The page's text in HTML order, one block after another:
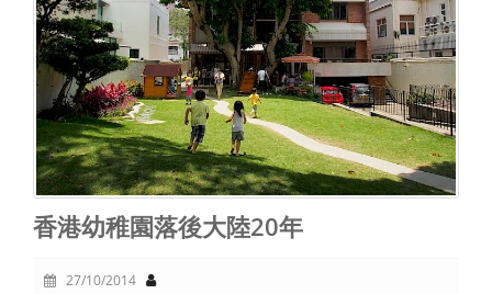
香港幼稚園落後大陸20年
27/10/2014